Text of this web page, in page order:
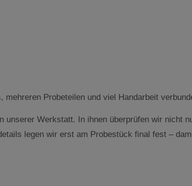
Probeteilen und viel Handarbeit
unserer Werkstatt. In ihnen überprüfen wir nicht
legen wir erst am Probestück final fest –